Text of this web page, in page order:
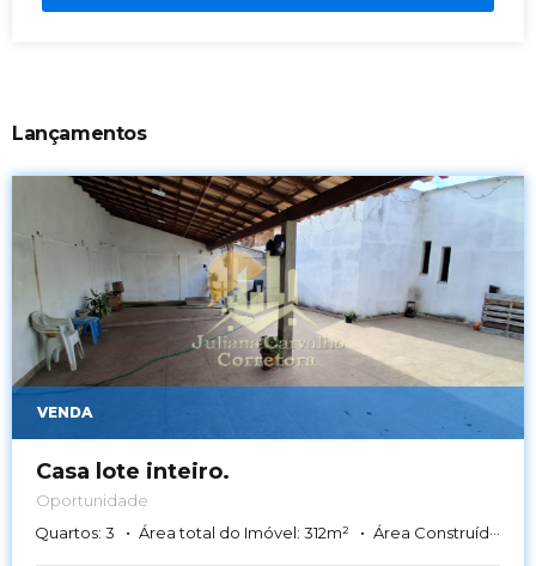
Lançamentos
VENDA
Casa lote inteiro.
Oportunidade
Quartos: 3 Área total do Imóvel: 312m² Área Construída: